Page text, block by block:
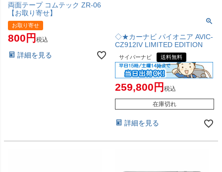
両面テープ コムテック ZR-06
【お取り寄せ】
お取り寄せ
800 税込
詳細を見る
◇★カーナビ パイオニア AVIC-
CZ912IV LIMITED EDITION
サイバーナビ 送料無料
259,800 税込
在庫切れ
詳細を見る